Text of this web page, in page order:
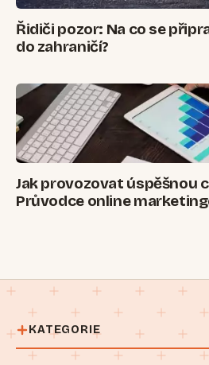
Řidiči pozor: Na co se
do zahraničí?
Jak provozovat úspěšnou
Průvodce online
KATEGORIE